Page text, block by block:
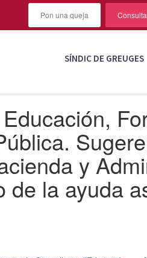
Pon una queja
SÍNDIC DE GREUGES
y
de la ayuda